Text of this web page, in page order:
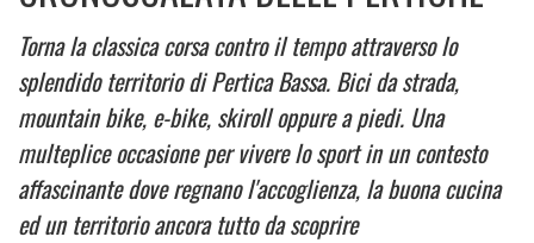
Torna la classica corsa contro il tempo attraverso lo
splendido territorio di Pertica Bassa. Bici da strada,
mountain bike, e-bike, skiroll oppure a piedi. Una
multeplice occasione per vivere lo sport in un contesto
affascinante dove regnano l'accoglienza, la buona cucina
ed un territorio ancora tutto da scoprire